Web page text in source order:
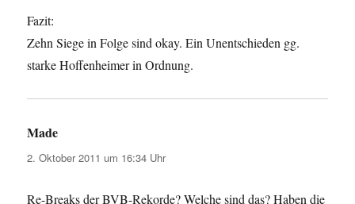
Fazit:
Zehn Siege in Folge sind okay. Ein Unentschieden gg.
starke Hoffenheimer in Ordnung.
Made
2. Oktober 2011 um 16:34 Uhr
Re-Breaks der BVB-Rekorde? Welche sind das? Haben die